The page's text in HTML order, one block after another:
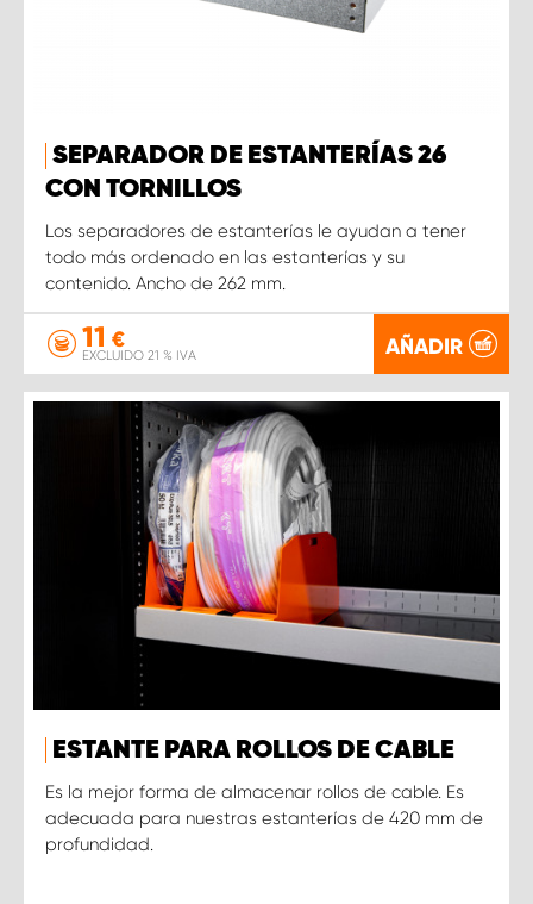
SEPARADOR DE ESTANTERÍAS 26
CON TORNILLOS
Los separadores de estanterías le ayudan a tener
todo más ordenado en las estanterías y su
contenido. Ancho de 262 mm.
11 €
EXCLUIDO 21 % IVA AÑADIR
ESTANTE PARA ROLLOS DE CABLE
Es la mejor forma de almacenar rollos de cable. Es
adecuada para nuestras estanterías de 420 mm de
profundidad.